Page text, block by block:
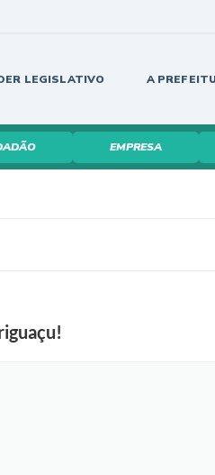
LEGISLATIVO A
EMPRESA